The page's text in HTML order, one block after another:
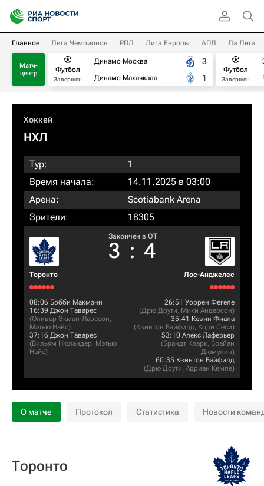
Главное Лига Чемпионов РПЛ Лига Европы АПЛ Ла Лига
Матч-
центр
Футбол
Завершен
Динамо Москва
Динамо Махачкала
3
1
Футбол
Завершен
Хоккей
НХЛ
Тур:
1
Время начала:
14.11.2025 в 03:00
Арена:
Scotiabank Arena
Зрители:
18305
Торонто
Закончен в OT
3 : 4
Лос-Анджелес
08:06 Бобби Макмэнн
16:39 Джон Таварес
(Оливер Экман-Ларссон,
Мэтью Найс)
37:16 Джон Таварес
(Вильям Нюландер, Мэтью
Найс)
26:51 Уоррен Фегеле
(Дрю Доути, Мики Андерсон)
35:41 Кевин Фиала
(Квинтон Байфилд, Коди Сеси)
53:10 Алекс Лаферьер
(Брандт Кларк, Брайан
Дюмулин)
60:35 Квинтон Байфилд
(Дрю Доути, Адриан Кемпе)
О матче Протокол Статистика Новости
Торонто